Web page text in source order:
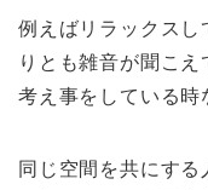
例えばリラックスし
りとも雑音が聞こ
考え事をしている時
同じ空間を共にす